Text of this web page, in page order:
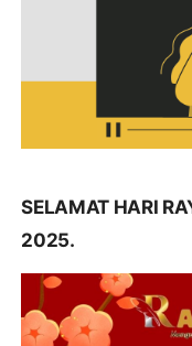
SELAMAT HARI
2025.